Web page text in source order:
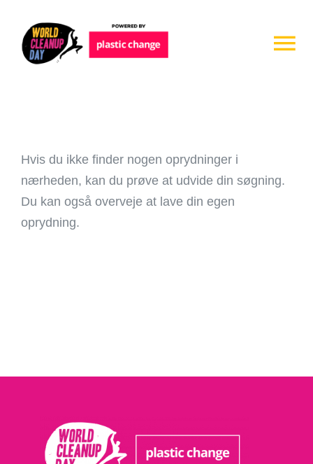
content
Spørgsmål og Svar
Om os
Hvis du ikke finder nogen oprydninger i
nærheden, kan du prøve at udvide din søgning.
Du kan også overveje at lave din egen
oprydning.